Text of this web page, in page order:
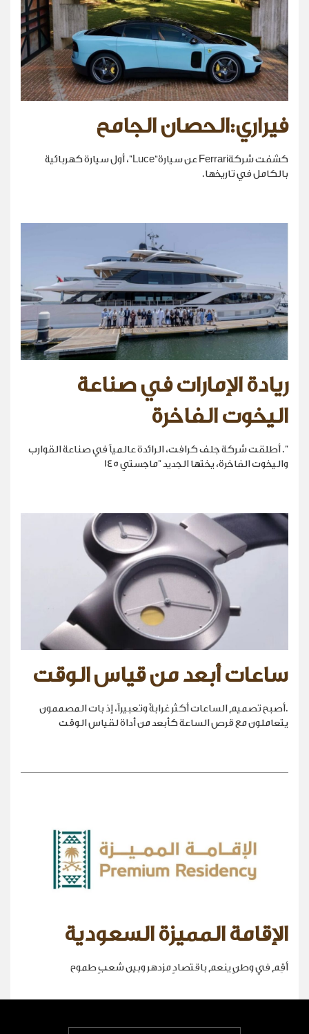
فيراري:الحصان الجامح
كشفت شركةFerrari عن سيارة“Luce”، أول سيارة كهربائية
بالكامل في تاريخها.
ريادة الإمارات في صناعة
اليخوت الفاخرة
". أطلقت شركة جلف كرافت، الرائدة عالمياً في صناعة القوارب
واليخوت الفاخرة، يختها الجديد "ماجستي 145
ساعات أبعد من قياس الوقت
.أصبح تصميم الساعات أكثر غرابةً وتعبيراً، إذ بات المصممون
يتعاملون مع قرص الساعة كأبعد من أداة لقياس الوقت
الإقامة المميزة السعودية
أقِم في وطنٍ ينعم باقتصادٍ مزدهر وبين شعبٍ طموح